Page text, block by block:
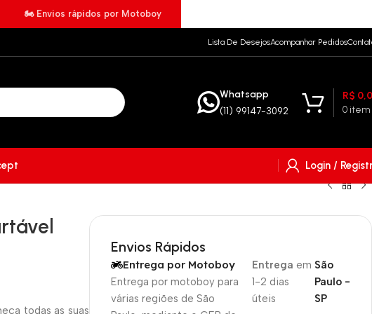
Lista De DesejosAcompanhar Pedidos
Whatsapp
(11) 99147-3092 0 item
R$
Login /
todas as suas
Envios Rápidos
Entrega por Motoboy
Entrega por motoboy para
várias regiões de São
Entrega em
1-2 dias
úteis
São
Paulo -
SP
🏍️ Envios rápidos por Motoboy